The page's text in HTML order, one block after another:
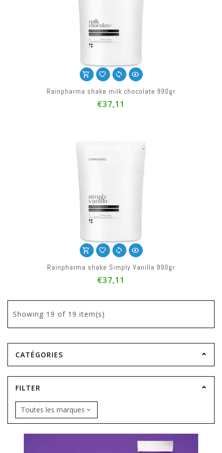
Rainpharma shake milk chocolate 990gr
€37,11
Rainpharma shake Simply Vanilla 990gr
€37,11
Showing 19 of 19 item(s)
CATÉGORIES
FILTER